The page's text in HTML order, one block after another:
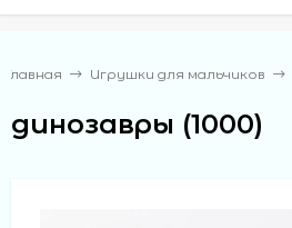
Главная Игрушки для мальчиков
динозавры (1000)